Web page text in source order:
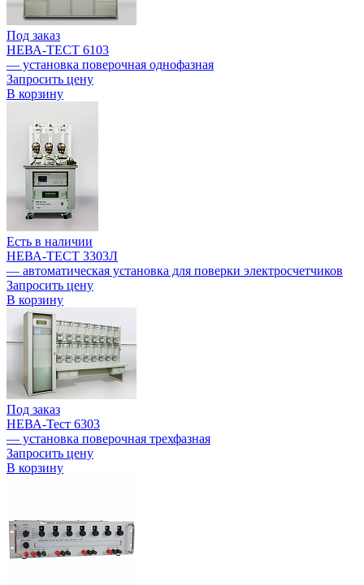
Под заказ
НЕВА-ТЕСТ 6103
— установка поверочная однофазная
Запросить цену
В корзину
Есть в наличии
НЕВА-ТЕСТ 3303Л
— автоматическая установка для поверки электросчетчиков
Запросить цену
В корзину
Под заказ
НЕВА-Тест 6303
— установка поверочная трехфазная
Запросить цену
В корзину